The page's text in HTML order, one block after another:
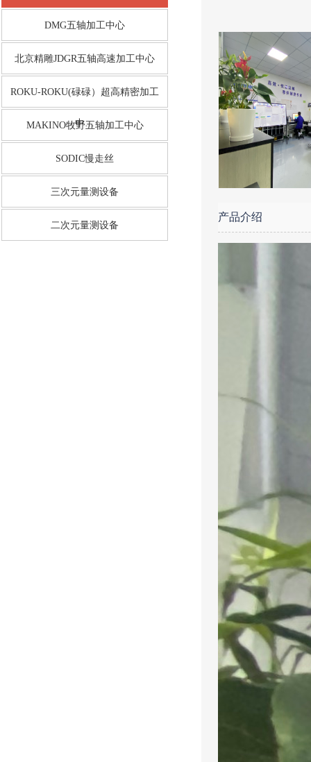
DMG五轴加工中心
北京精雕JDGR五轴高速加工中心
ROKU-ROKU(碌碌）超高精密加工
中…
MAKINO牧野五轴加工中心
SODIC慢走丝
三次元量测设备
二次元量测设备
产品介绍